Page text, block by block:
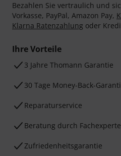
Bezahlen Sie vertraulich und
Vorkasse, PayPal, Amazon Pay,
Klarna Ratenzahlung oder
Ihre Vorteile
3 Jahre Thomann Garantie
30 Tage Money-Back-
Reparaturservice
Beratung durch
Zufriedenheitsgarantie